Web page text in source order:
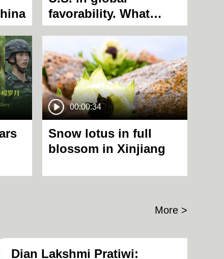
favorability. What
happened?
00:00:34
Snow lotus in full
blossom in Xinjiang
More >
Dian Lakshmi Pratiwi: